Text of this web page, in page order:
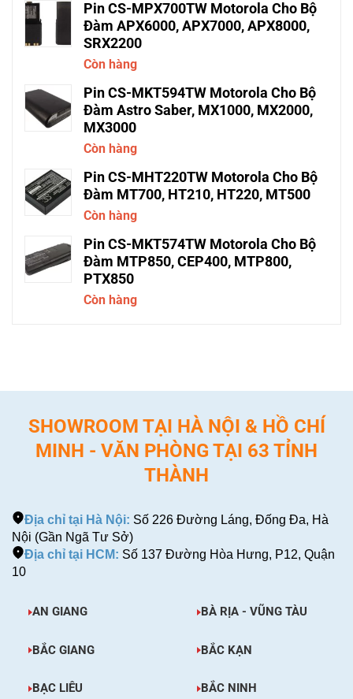
Pin CS-MPX700TW Motorola Cho Bộ
Đàm APX6000, APX7000, APX8000,
SRX2200
Còn hàng
Pin CS-MKT594TW Motorola Cho Bộ
Đàm Astro Saber, MX1000, MX2000,
MX3000
Còn hàng
Pin CS-MHT220TW Motorola Cho Bộ
Đàm MT700, HT210, HT220, MT500
Còn hàng
Pin CS-MKT574TW Motorola Cho Bộ
Đàm MTP850, CEP400, MTP800,
PTX850
Còn hàng
SHOWROOM TẠI HÀ NỘI & HỒ CHÍ
MINH - VĂN PHÒNG TẠI 63 TỈNH
THÀNH
Địa chỉ tại Hà Nội: Số 226 Đường Láng, Đống Đa, Hà
Nội (Gần Ngã Tư Sở)
Địa chỉ tại HCM: Số 137 Đường Hòa Hưng, P12, Quận
10
AN GIANG BÀ RỊA - VŨNG TÀU
BẮC GIANG BẮC KẠN
BẠC LIÊU BẮC NINH